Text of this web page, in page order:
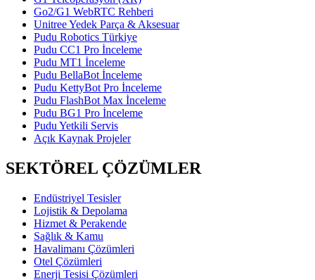
Go2/G1 WebRTC Rehberi
Unitree Yedek Parça & Aksesuar
Pudu Robotics Türkiye
Pudu CC1 Pro İnceleme
Pudu MT1 İnceleme
Pudu BellaBot İnceleme
Pudu KettyBot Pro İnceleme
Pudu FlashBot Max İnceleme
Pudu BG1 Pro İnceleme
Pudu Yetkili Servis
Açık Kaynak Projeler
SEKTÖREL ÇÖZÜMLER
Endüstriyel Tesisler
Lojistik & Depolama
Hizmet & Perakende
Sağlık & Kamu
Havalimanı Çözümleri
Otel Çözümleri
Enerji Tesisi Çözümleri